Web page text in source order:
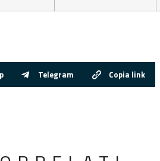
Telegram Copia link